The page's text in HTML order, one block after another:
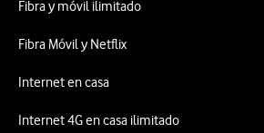
Fibra y móvil ilimitado
Fibra Móvil y Netflix
Internet en casa
Internet 4G en casa ilimitado